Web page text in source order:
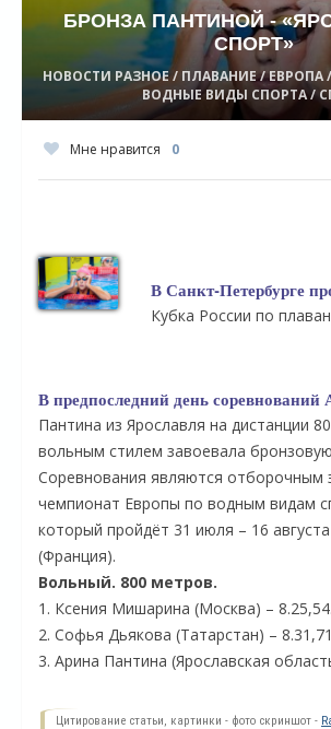
БРОНЗА ПАНТИНОЙ -
СПОРТ»
НОВОСТИ РАЗНОЕ / ПЛАВАНИЕ / ЕВРОПА
ВОДНЫЕ ВИДЫ СПОРТА /
Мне нравится 0
В Санкт-Петербурге
Кубка России по
В предпоследний день соревнований
Пантина из Ярославля на дистанции
вольным стилем завоевала
Соревнования являются отборочным
чемпионат Европы по водным видам
который пройдёт 31 июля – 16
(Франция).
Вольный. 800 метров.
1. Ксения Мишарина (Москва) – 8.25,54.
2. Софья Дьякова (Татарстан) –
3. Арина Пантина (Ярославская
Цитирование статьи, картинки - фото скриншот -